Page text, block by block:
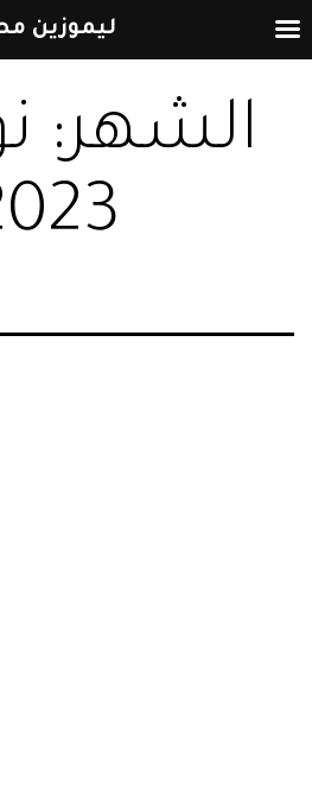
إلى
الشهر:
ليموزين